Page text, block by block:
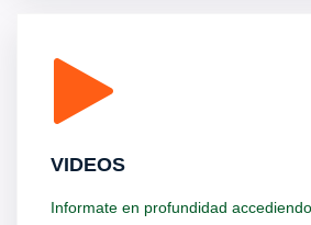
VIDEOS
Informate en profundidad